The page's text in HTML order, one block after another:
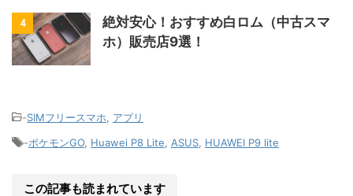
4
絶対安心！おすすめ白ロム（中古スマ
ホ）販売店9選！
-SIMフリースマホ
アプリ
-ポケモンGO Huawei P8 Lite ASUS HUAWEI P9 lite
この記事も読まれています